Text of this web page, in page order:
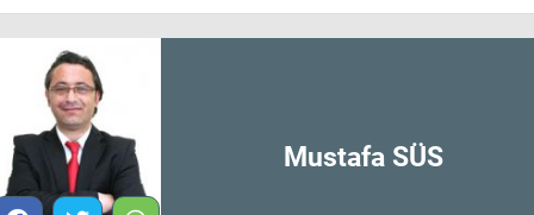
Mustafa SÜS